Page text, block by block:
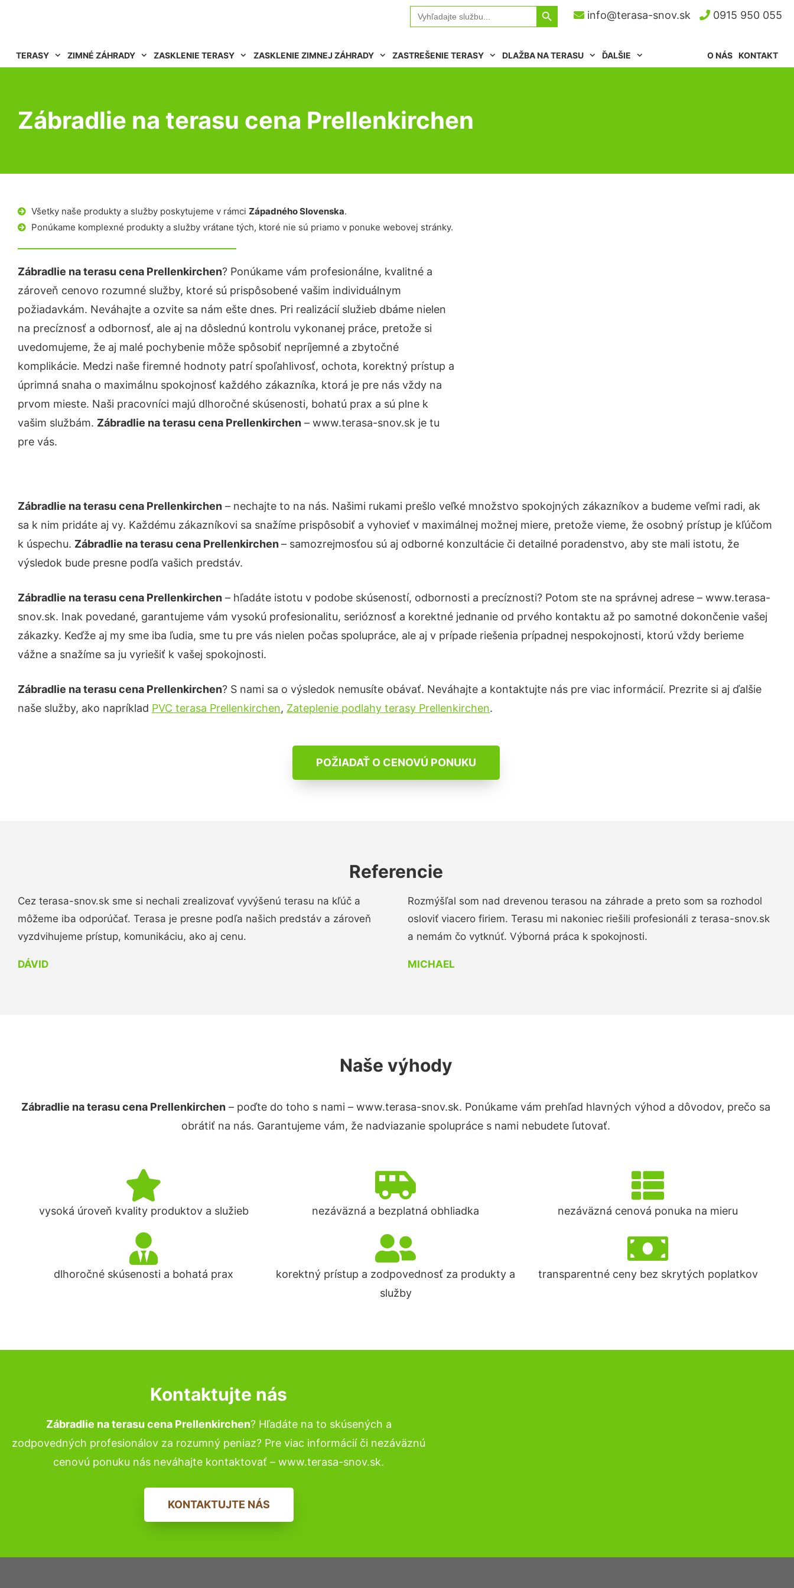
Search
for:
Search Button
info@terasa-snov.sk 0915 950 055
TERASY ZIMNÉ ZÁHRADY ZASKLENIE TERASY ZASKLENIE ZIMNEJ ZÁHRADY ZASTREŠENIE TERASY DLAŽBA NA TERASU ĎALŠIE KONTAKT
O NÁS
Zábradlie na terasu cena Prellenkirchen
Všetky naše produkty a služby poskytujeme v rámci Západného Slovenska.
Ponúkame komplexné produkty a služby vrátane tých, ktoré nie sú priamo v ponuke webovej stránky.
Zábradlie na terasu cena Prellenkirchen? Ponúkame vám profesionálne, kvalitné a
zároveň cenovo rozumné služby, ktoré sú prispôsobené vašim individuálnym
požiadavkám. Neváhajte a ozvite sa nám ešte dnes. Pri realizácií služieb dbáme nielen
na precíznosť a odbornosť, ale aj na dôslednú kontrolu vykonanej práce, pretože si
uvedomujeme, že aj malé pochybenie môže spôsobiť nepríjemné a zbytočné
komplikácie. Medzi naše firemné hodnoty patrí spoľahlivosť, ochota, korektný prístup a
úprimná snaha o maximálnu spokojnosť každého zákazníka, ktorá je pre nás vždy na
prvom mieste. Naši pracovníci majú dlhoročné skúsenosti, bohatú prax a sú plne k
vašim službám. Zábradlie na terasu cena Prellenkirchen – www.terasa-snov.sk je tu
pre vás.
Zábradlie na terasu cena Prellenkirchen – nechajte to na nás. Našimi rukami prešlo veľké množstvo spokojných zákazníkov a budeme veľmi radi, ak
sa k nim pridáte aj vy. Každému zákazníkovi sa snažíme prispôsobiť a vyhovieť v maximálnej možnej miere, pretože vieme, že osobný prístup je kľúčom
k úspechu. Zábradlie na terasu cena Prellenkirchen– samozrejmosťou sú aj odborné konzultácie či detailné poradenstvo, aby ste mali istotu, že
výsledok bude presne podľa vašich predstáv.
Zábradlie na terasu cena Prellenkirchen – hľadáte istotu v podobe skúseností, odbornosti a precíznosti? Potom ste na správnej adrese – www.terasa-
snov.sk. Inak povedané, garantujeme vám vysokú profesionalitu, serióznosť a korektné jednanie od prvého kontaktu až po samotné dokončenie vašej
zákazky. Keďže aj my sme iba ľudia, sme tu pre vás nielen počas spolupráce, ale aj v prípade riešenia prípadnej nespokojnosti, ktorú vždy berieme
vážne a snažíme sa ju vyriešiť k vašej spokojnosti.
Zábradlie na terasu cena Prellenkirchen? S nami sa o výsledok nemusíte obávať. Neváhajte a kontaktujte nás pre viac informácií. Prezrite si aj ďalšie
naše služby, ako napríklad PVC terasa Prellenkirchen, Zateplenie podlahy terasy Prellenkirchen.
POŽIADAŤ O CENOVÚ PONUKU
Referencie
Cez terasa-snov.sk sme si nechali zrealizovať vyvýšenú terasu na kľúč a
môžeme iba odporúčať. Terasa je presne podľa našich predstáv a zároveň
vyzdvihujeme prístup, komunikáciu, ako aj cenu.
DÁVID
Rozmýšľal som nad drevenou terasou na záhrade a preto som sa rozhodol
osloviť viacero firiem. Terasu mi nakoniec riešili profesionáli z terasa-snov.sk
a nemám čo vytknúť. Výborná práca k spokojnosti.
MICHAEL
Naše výhody
Zábradlie na terasu cena Prellenkirchen – poďte do toho s nami – www.terasa-snov.sk. Ponúkame vám prehľad hlavných výhod a dôvodov, prečo sa
obrátiť na nás. Garantujeme vám, že nadviazanie spolupráce s nami nebudete ľutovať.
vysoká úroveň kvality produktov a služieb nezáväzná a bezplatná obhliadka nezáväzná cenová ponuka na mieru
dlhoročné skúsenosti a bohatá prax
korektný prístup a zodpovednosť za produkty a
služby
transparentné ceny bez skrytých poplatkov
Kontaktujte nás
Zábradlie na terasu cena Prellenkirchen? Hľadáte na to skúsených a
zodpovedných profesionálov za rozumný peniaz? Pre viac informácií či nezáväznú
cenovú ponuku nás neváhajte kontaktovať – www.terasa-snov.sk.
KONTAKTUJTE NÁS